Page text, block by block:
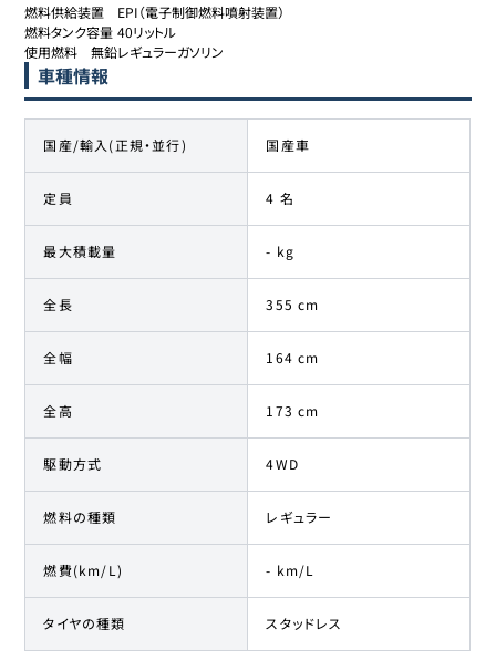
燃料供給装置	EPI（電子制御燃料噴射装置）
燃料タンク容量	40リットル
使用燃料	無鉛レギュラーガソリン
車種情報
国産/輸入(正規・並行) 国産車
定員 4 名
最大積載量 - kg
全長 355 cm
全幅 164 cm
全高 173 cm
駆動方式 4WD
燃料の種類 レギュラー
燃費(km/L) - km/L
タイヤの種類 スタッドレス